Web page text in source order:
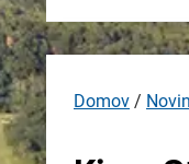
Domov /